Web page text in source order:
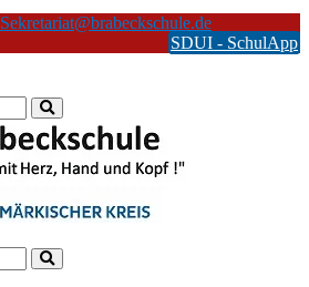
Sekretariat@brabeckschule.de
SDUI - SchulApp